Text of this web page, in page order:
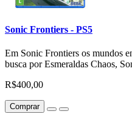
Sonic Frontiers - PS5
Em Sonic Frontiers os mundos
busca por Esmeraldas Chaos,
R$400,00
Comprar